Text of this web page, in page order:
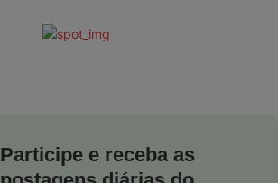
Participe e receba as